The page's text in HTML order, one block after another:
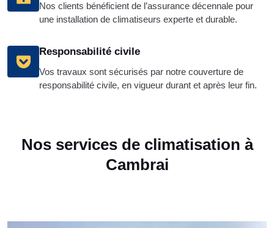
Nos clients bénéficient de l’assurance décennale pour
une installation de climatiseurs experte et durable.
Responsabilité civile
Vos travaux sont sécurisés par notre couverture de
responsabilité civile, en vigueur durant et après leur fin.
Nos services de climatisation à
Cambrai